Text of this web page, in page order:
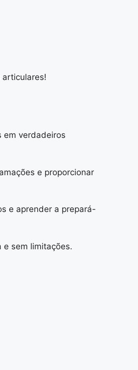
articulares!
em verdadeiros
e proporcionar
e aprender a prepará-
e sem limitações.